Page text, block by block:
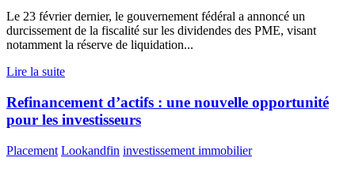
Le 23 février dernier, le gouvernement fédéral a annoncé un
durcissement de la fiscalité sur les dividendes des PME, visant
notamment la réserve de liquidation...
Lire la suite
Refinancement d’actifs : une nouvelle opportunité
pour les investisseurs
Placement Lookandfin investissement immobilier